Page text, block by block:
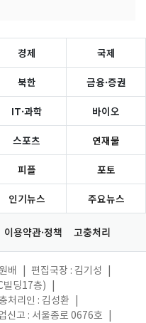
경제 국제
북한 금융·증권
IT·과학 바이오
스포츠 연재물
피플 포토
인기뉴스 주요뉴스
이용약관·정책 고충처리
배 편집국장 : 김기성
빌딩17층)
처리인 : 김성환
신고 : 서울종로 0676호